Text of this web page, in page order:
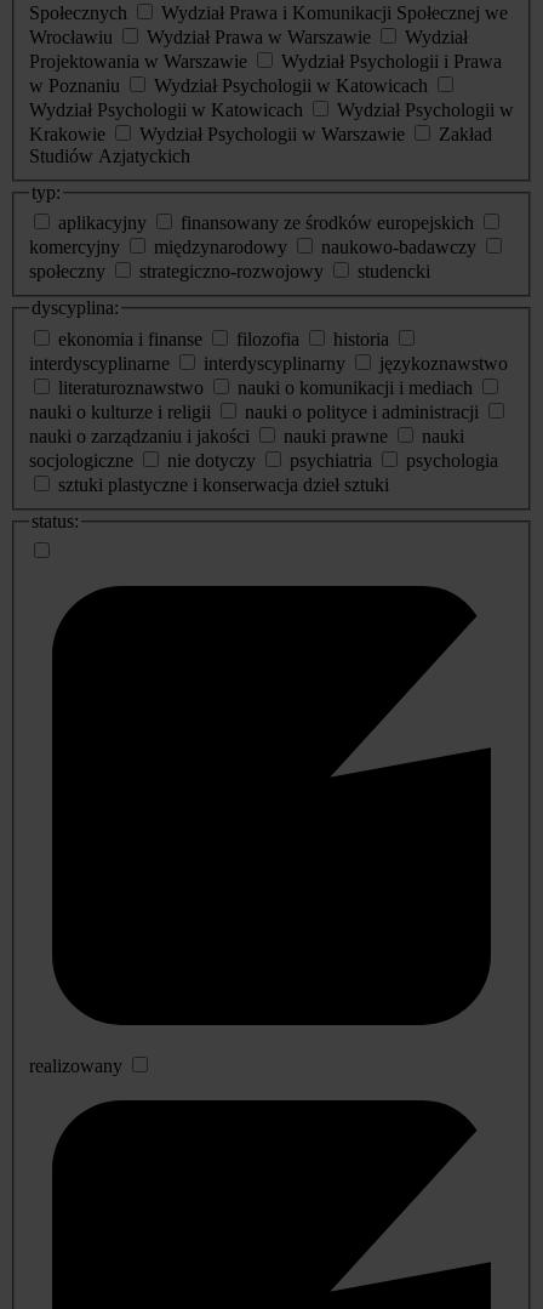
Społecznych
Wydział Prawa i Komunikacji Społecznej we
Wrocławiu
Wydział Prawa w Warszawie
Wydział
Projektowania w Warszawie
Wydział Psychologii i Prawa
w Poznaniu
Wydział Psychologii w Katowicach
Wydział Psychologii w Katowicach
Wydział Psychologii w
Krakowie
Wydział Psychologii w Warszawie
Zakład
Studiów Azjatyckich
typ:
aplikacyjny
finansowany ze środków europejskich
komercyjny
międzynarodowy
naukowo-badawczy
społeczny
strategiczno-rozwojowy
studencki
dyscyplina:
ekonomia i finanse
filozofia
historia
interdyscyplinarne
interdyscyplinarny
językoznawstwo
literaturoznawstwo
nauki o komunikacji i mediach
nauki o kulturze i religii
nauki o polityce i administracji
nauki o zarządzaniu i jakości
nauki prawne
nauki
socjologiczne
nie dotyczy psychiatria
psychologia
sztuki plastyczne i konserwacja dzieł sztuki
status:
realizowany